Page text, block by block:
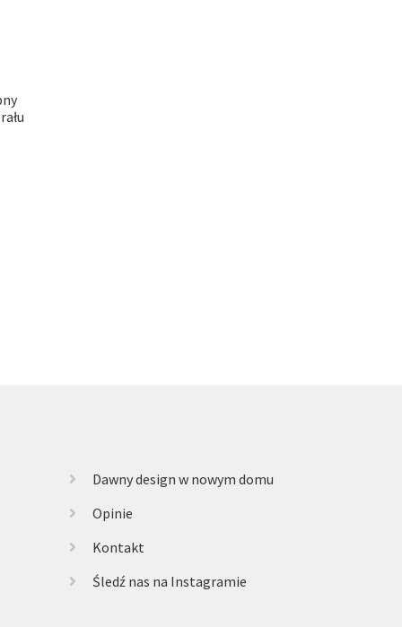
Dawny design w nowym domu
Opinie
Kontakt
Śledź nas na Instagramie